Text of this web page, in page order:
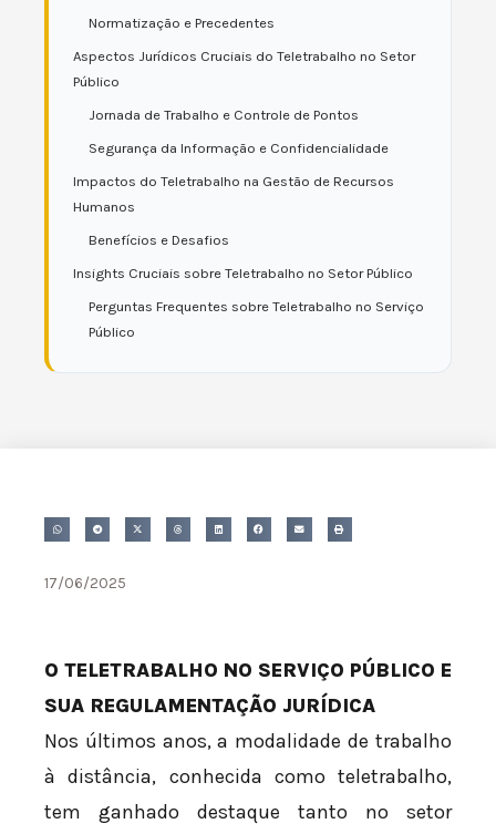
Normatização e Precedentes
Aspectos Jurídicos Cruciais do Teletrabalho no Setor
Público
Jornada de Trabalho e Controle de Pontos
Segurança da Informação e Confidencialidade
Impactos do Teletrabalho na Gestão de Recursos
Humanos
Benefícios e Desafios
Insights Cruciais sobre Teletrabalho no Setor Público
Perguntas Frequentes sobre Teletrabalho no Serviço
Público
17/06/2025
O TELETRABALHO NO SERVIÇO PÚBLICO E
SUA REGULAMENTAÇÃO JURÍDICA
Nos últimos anos, a modalidade de trabalho
à distância, conhecida como teletrabalho,
tem ganhado destaque tanto no setor